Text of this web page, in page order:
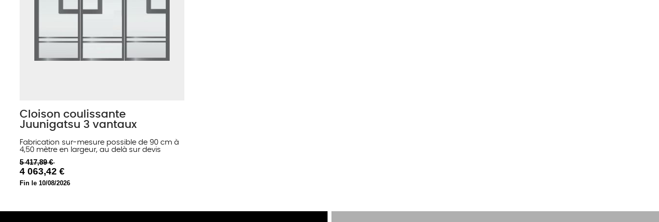
Cloison coulissante
Juunigatsu 3 vantaux
Fabrication sur-mesure possible de 90 cm à
4,50 mètre en largeur, au delà sur devis
5 417,89 €
4 063,42 €
Fin le 10/08/2026